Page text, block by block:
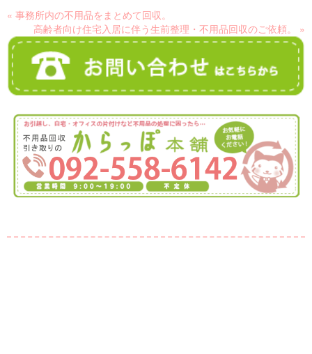
« 事務所内の不用品をまとめて回収。
高齢者向け住宅入居に伴う生前整理・不用品回収のご依頼。 »